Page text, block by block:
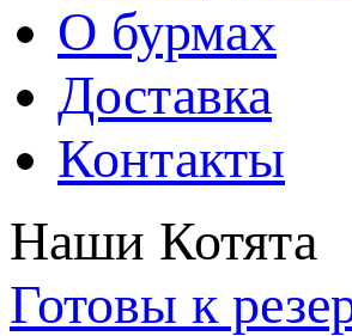
О бурмах
Доставка
Контакты
Наши Котята
Готовы к